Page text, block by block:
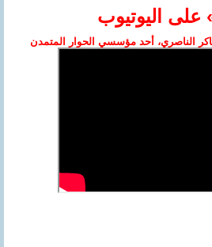
على اليوتيوب
الناصري، أحد مؤسسي الحوار المتمدن